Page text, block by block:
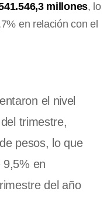
millones, lo
en relación con el
el nivel
trimestre,
pesos, lo que
9,5% en
del año